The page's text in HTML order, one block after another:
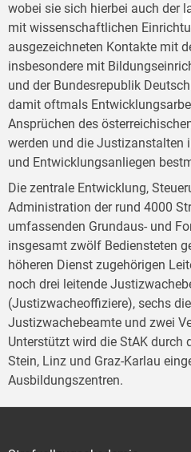
wobei sie sich hierbei auch der
mit wissenschaftlichen
ausgezeichneten Kontakte mit
insbesondere mit
und der Bundesrepublik
damit oftmals
Ansprüchen des
werden und die Justizanstalten
und Entwicklungsanliegen
Die zentrale Entwicklung,
Administration der rund 4000
umfassenden Grundaus- und
insgesamt zwölf Bediensteten
höheren Dienst zugehörigen
noch drei leitende
(Justizwacheoffiziere), sechs
Justizwachebeamte und zwei
Unterstützt wird die StAK durch
Stein, Linz und Graz-Karlau
Ausbildungszentren.